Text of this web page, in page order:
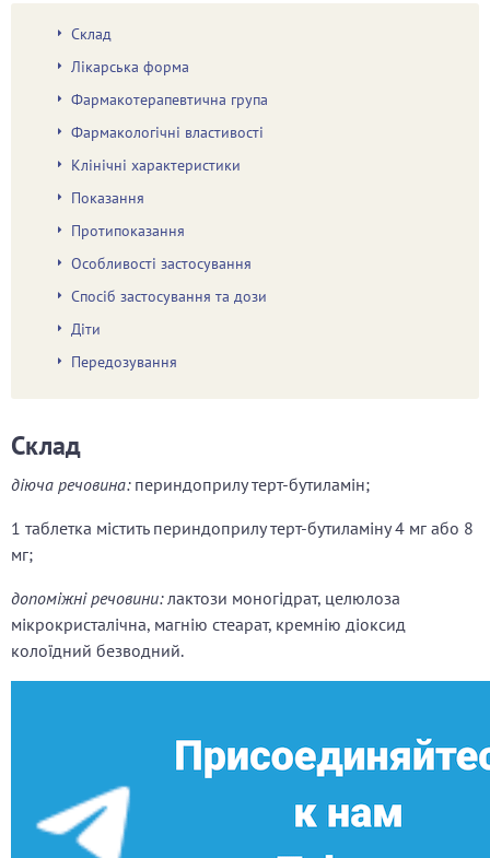
Склад
Лікарська форма
Фармакотерапевтична група
Фармакологічні властивості
Клінічні характеристики
Показання
Протипоказання
Особливості застосування
Спосіб застосування та дози
Діти
Передозування
Склад
діюча речовина:периндоприлу терт-бутиламін;
1 таблетка містить периндоприлу терт-бутиламіну 4 мг або 8
мг;
допоміжні речовини:лактози моногідрат, целюлоза
мікрокристалічна, магнію стеарат, кремнію діоксид
колоїдний безводний.